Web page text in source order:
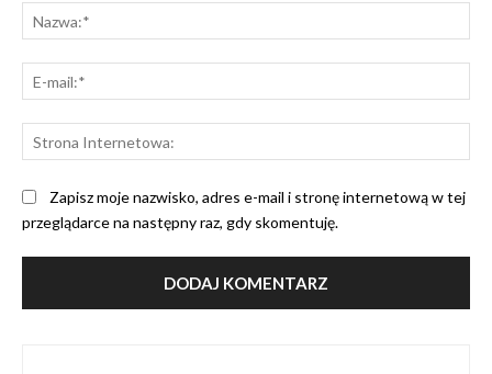
Zapisz moje nazwisko, adres e-mail i stronę internetową w tej
przeglądarce na następny raz, gdy skomentuję.